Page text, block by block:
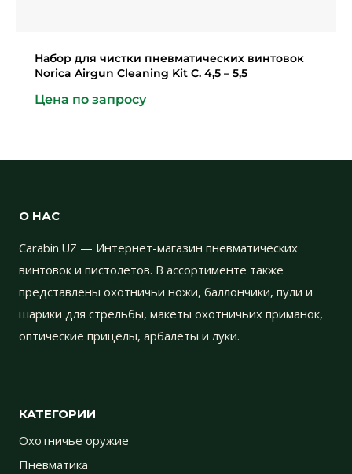
Набор для чистки пневматических винтовок
Norica Airgun Cleaning Kit C. 4,5 – 5,5
Цена по запросу
О НАС
Carabin.UZ — Интернет-магазин пневматических
винтовок и пистолетов. В ассортименте также
представлены охотничьи ножи, баллончики, пули и
шарики для стрельбы, макеты охотничьих приманок,
оптические прицелы, арбалеты и луки.
КАТЕГОРИИ
Охотничье оружие
Пневматика